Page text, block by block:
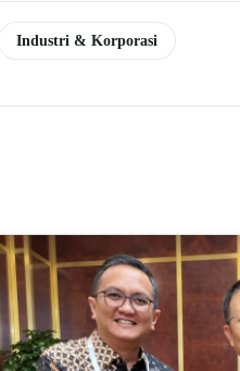
Industri & Korporasi